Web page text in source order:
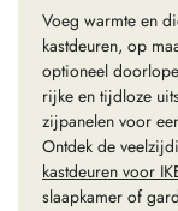
Voeg warmte en
kastdeuren, op
optioneel
rijke en tijdloze
zijpanelen voor
Ontdek de
kastdeuren voor
slaapkamer of